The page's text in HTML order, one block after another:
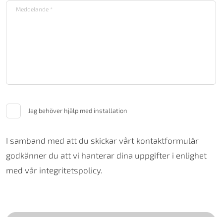
Jag behöver hjälp med installation
I samband med att du skickar vårt kontaktformulär
godkänner du att vi hanterar dina uppgifter i enlighet
med vår integritetspolicy.